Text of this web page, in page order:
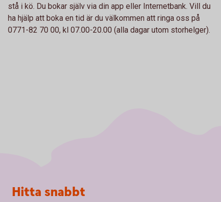
stå i kö. Du bokar själv via din app eller Internetbank. Vill du
ha hjälp att boka en tid är du välkommen att ringa oss på
0771-82 70 00, kl 07.00-20.00 (alla dagar utom storhelger).
Sidfot
Hitta snabbt